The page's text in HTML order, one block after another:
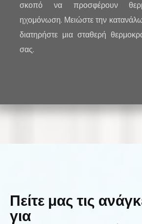
σκοπό να προσφέρουν
ηχομόνωση. Μειώστε την
διατηρήστε μια σταθερή
σας.
Πείτε μας τις
για